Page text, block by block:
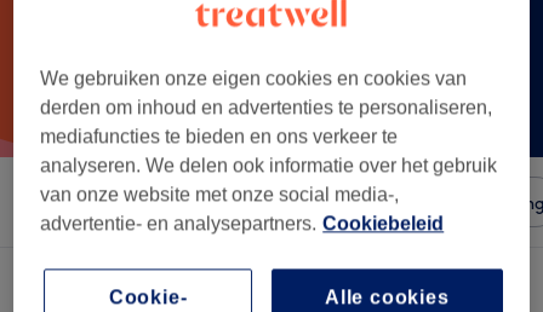
Sorteer op Salons Expresaanbiedingen
Een salon met:black hair in West-Vlaanderen
We gebruiken onze eigen cookies en cookies van
derden om inhoud en advertenties te personaliseren,
mediafuncties te bieden en ons verkeer te
analyseren. We delen ook informatie over het gebruik
van onze website met onze social media-,
advertentie- en analysepartners. Cookiebeleid
Alle cookies
Cookie-